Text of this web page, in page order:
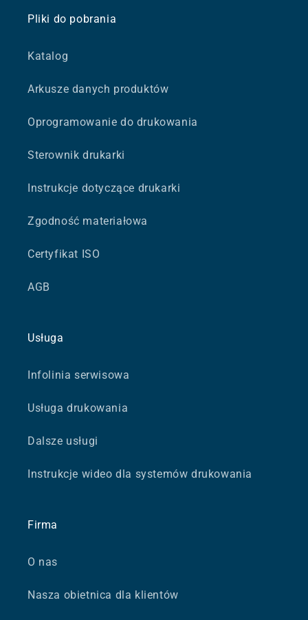
Pliki do pobrania
Katalog
Arkusze danych produktów
Oprogramowanie do drukowania
Sterownik drukarki
Instrukcje dotyczące drukarki
Zgodność materiałowa
Certyfikat ISO
AGB
Usługa
Infolinia serwisowa
Usługa drukowania
Dalsze usługi
Instrukcje wideo dla systemów drukowania
Firma
O nas
Nasza obietnica dla klientów